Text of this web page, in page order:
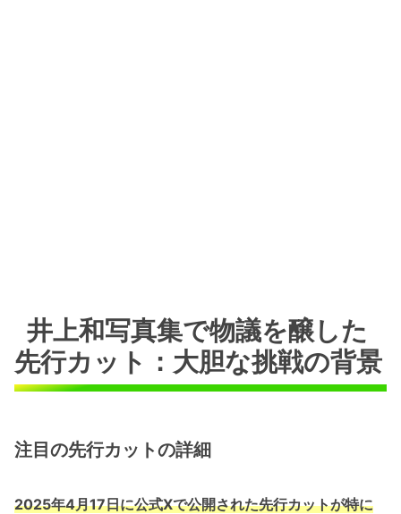
井上和写真集で物議を醸した
先行カット：大胆な挑戦の背景
注目の先行カットの詳細
2025年4月17日に公式Xで公開された先行カットが特に